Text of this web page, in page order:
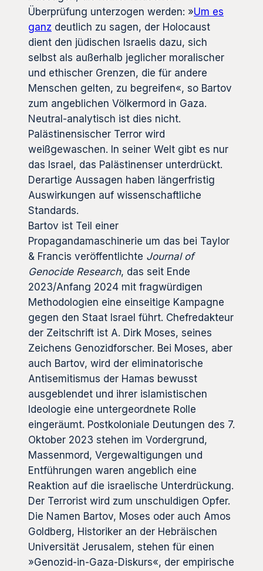
Überprüfung unterzogen werden: »Um es
ganz deutlich zu sagen, der Holocaust
dient den jüdischen Israelis dazu, sich
selbst als außerhalb jeglicher moralischer
und ethischer Grenzen, die für andere
Menschen gelten, zu begreifen«, so Bartov
zum angeblichen Völkermord in Gaza.
Neutral-analytisch ist dies nicht.
Palästinensischer Terror wird
weißgewaschen. In seiner Welt gibt es nur
das Israel, das Palästinenser unterdrückt.
Derartige Aussagen haben längerfristig
Auswirkungen auf wissenschaftliche
Standards.
Bartov ist Teil einer
Propagandamaschinerie um das bei Taylor
& Francis veröffentlichte Journal of
Genocide Research, das seit Ende
2023/Anfang 2024 mit fragwürdigen
Methodologien eine einseitige Kampagne
gegen den Staat Israel führt. Chefredakteur
der Zeitschrift ist A. Dirk Moses, seines
Zeichens Genozidforscher. Bei Moses, aber
auch Bartov, wird der eliminatorische
Antisemitismus der Hamas bewusst
ausgeblendet und ihrer islamistischen
Ideologie eine untergeordnete Rolle
eingeräumt. Postkoloniale Deutungen des 7.
Oktober 2023 stehen im Vordergrund,
Massenmord, Vergewaltigungen und
Entführungen waren angeblich eine
Reaktion auf die israelische Unterdrückung.
Der Terrorist wird zum unschuldigen Opfer.
Die Namen Bartov, Moses oder auch Amos
Goldberg, Historiker an der Hebräischen
Universität Jerusalem, stehen für einen
»Genozid-in-Gaza-Diskurs«, der empirische